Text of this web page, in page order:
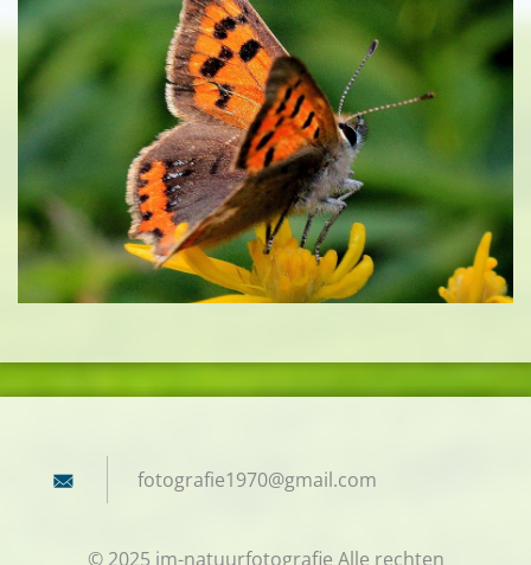
fotografie1970@gmail.com
© 2025 jm-natuurfotografie Alle rechten